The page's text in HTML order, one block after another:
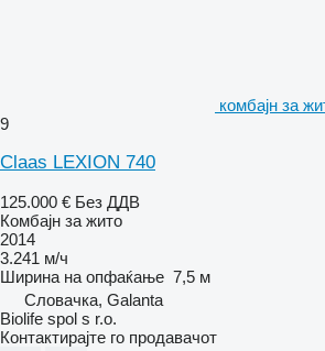
комбајн за
9
Claas LEXION 740
125.000 € Без ДДВ
Комбајн за жито
2014
3.241 м/ч
Ширина на опфаќање 7,5 м
Словачка, Galanta
Biolife spol s r.o.
Контактирајте го продавачот